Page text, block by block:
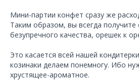
Мини-партии конфет сразу же
Таким образом, вы всегда
безупречного качества, орешек к
Это касается всей нашей
козинаки делаем понемногу. Ибо
хрустящее-ароматное.